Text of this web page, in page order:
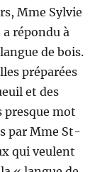
Mme Sylvie
répondu à
de bois.
préparées
et des
mot
par Mme St-
qui veulent